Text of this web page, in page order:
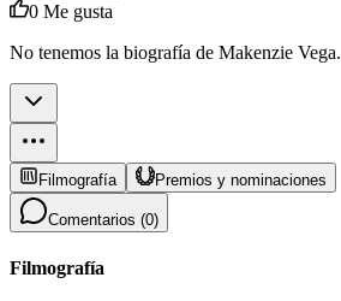
0 Me gusta
No tenemos la biografía de Makenzie Vega.
Filmografía Premios y nominaciones
Comentarios (0)
Filmografía